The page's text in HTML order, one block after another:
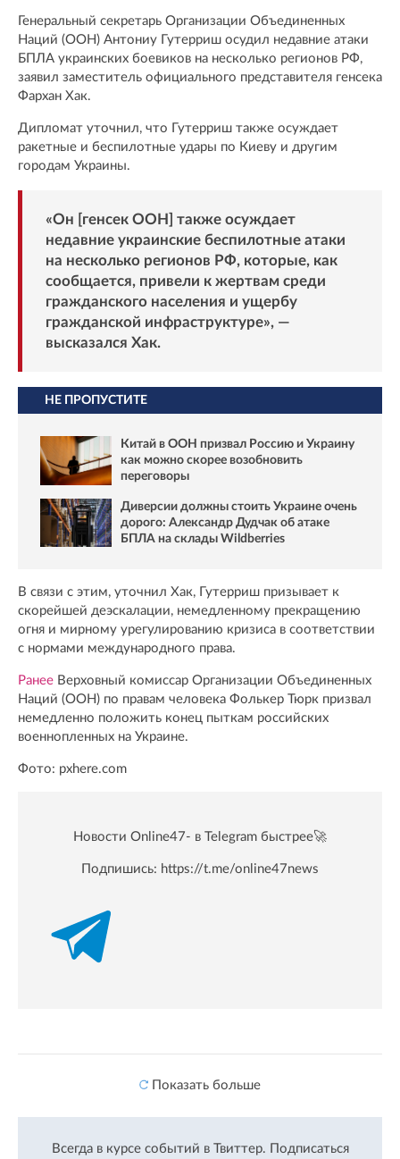
Генеральный секретарь Организации Объединенных
Наций (ООН) Антониу Гутерриш осудил недавние атаки
БПЛА украинских боевиков на несколько регионов РФ,
заявил заместитель официального представителя генсека
Фархан Хак.
Дипломат уточнил, что Гутерриш также осуждает
ракетные и беспилотные удары по Киеву и другим
городам Украины.
«Он [генсек ООН] также осуждает
недавние украинские беспилотные атаки
на несколько регионов РФ, которые, как
сообщается, привели к жертвам среди
гражданского населения и ущербу
гражданской инфраструктуре», —
высказался Хак.
НЕ ПРОПУСТИТЕ
Китай в ООН призвал Россию и Украину
как можно скорее возобновить
переговоры
Диверсии должны стоить Украине очень
дорого: Александр Дудчак об атаке
БПЛА на склады Wildberries
В связи с этим, уточнил Хак, Гутерриш призывает к
скорейшей деэскалации, немедленному прекращению
огня и мирному урегулированию кризиса в соответствии
с нормами международного права.
Ранее Верховный комиссар Организации Объединенных
Наций (ООН) по правам человека Фолькер Тюрк призвал
немедленно положить конец пыткам российских
военнопленных на Украине.
Фото: pxhere.com
Новости Online47- в Telegram быстрее🚀
Подпишись: https://t.me/online47news
Показать больше
Всегда в курсе событий в Твиттер. Подписаться